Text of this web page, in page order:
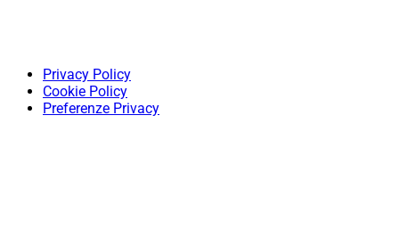
Privacy Policy
Cookie Policy
Preferenze Privacy